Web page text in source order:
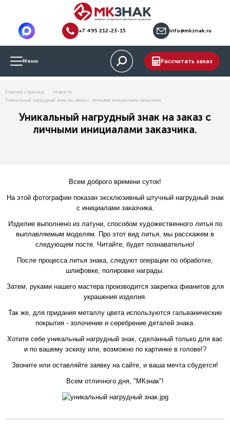
info@mkznak.ru
+7 495 212-23-15
Меню Рассчитать заказ
Главная страница
Новости
Уникальный нагрудный знак на заказ с личными инициалами заказчика.
Уникальный нагрудный знак на заказ с
личными инициалами заказчика.
Всем доброго времени суток!
На этой фотографии показан эксклюзивный штучный нагрудный знак
с инициалами заказчика.
Изделие выполнено из латуни, способом художественного литья по
выплавляемым моделям. Про этот вид литья, мы расскажем в
следующем посте. Читайте, будет познавательно!
После процесса литья знака, следуют операции по обработке,
шлифовке, полировке награды.
Затем, руками нашего мастера производится закрепка фианитов для
украшения изделия.
Так же, для придания металлу цвета используются гальванические
покрытия - золочение и серебрение деталей знака.
Хотите себе уникальный нагрудный знак, сделанный только для вас
и по вашему эскизу или, возможно по картинке в голове!?
Звоните или оставляйте заявку на сайте, и ваша мечта сбудется!
Всем отличного дня, "МКзнак"!